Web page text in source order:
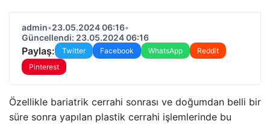
admin•23.05.2024 06:16•
Güncellendi: 23.05.2024 06:16
Paylaş: Twitter Facebook WhatsApp
Reddit
Pinterest
Özellikle bariatrik cerrahi sonrası ve doğumdan belli bir
süre sonra yapılan plastik cerrahi işlemlerinde bu